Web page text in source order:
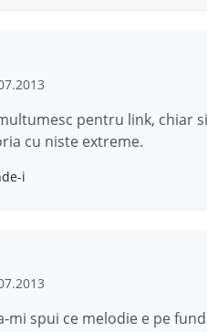
pentru link, chiar
cu niste extreme.
i
mi spui ce melodie e pe